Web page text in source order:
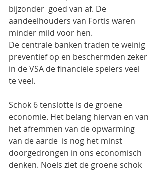
bijzonder  goed van af. De
aandeelhouders van Fortis waren
minder mild voor hen.
De centrale banken traden te weinig
preventief op en beschermden zeker
in de VSA de financiële spelers veel
te veel.
Schok 6 tenslotte is de groene
economie. Het belang hiervan en van
het afremmen van de opwarming
van de aarde  is nog het minst
doorgedrongen in ons economisch
denken. Noels ziet de groene schok